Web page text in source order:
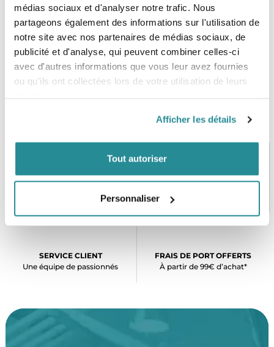
médias sociaux et d'analyser notre trafic. Nous
partageons également des informations sur l'utilisation de
notre site avec nos partenaires de médias sociaux, de
publicité et d'analyse, qui peuvent combiner celles-ci
avec d'autres informations que vous leur avez fournies
ou qu'ils ont collectées lors de votre utilisation de leurs
Afficher les détails
Tout autoriser
Personnaliser
3M® high grade adhesive
PAIEMENT SÉCURISÉ
CB, VISA, Mastercard, ALMA
STOCK EN TEMPS RÉEL
Plus de 5000 produits en stock
SERVICE CLIENT
Une équipe de passionnés
FRAIS DE PORT OFFERTS
À partir de 99€ d’achat*